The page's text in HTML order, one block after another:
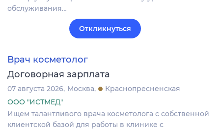
обслуживания…
Откликнуться
Врач косметолог
Договорная зарплата
07 августа 2026 Москва
Краснопресненская
ООО "ИСТМЕД"
Ищем талантливого врача косметолога с собственной
клиентской базой для работы в клинике с